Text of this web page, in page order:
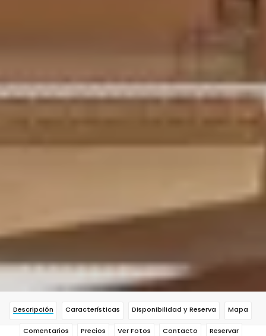
Descripción Características Disponibilidad y Reserva Mapa
Comentarios Precios Ver Fotos Contacto Reservar